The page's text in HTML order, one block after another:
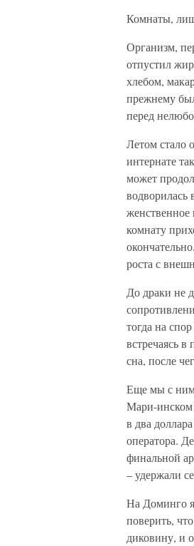
Комнаты,
Организм,
отпустил
хлебом,
прежнему
перед
Летом стало
интернате
может
водворилась
комнату
роста с
До драки не
тогда на
встречаясь
сна, после
Еще мы с ним
Мари-инском
в два
оператора.
финальной
– удержали
На Доминго я
поверить,
диковину, и